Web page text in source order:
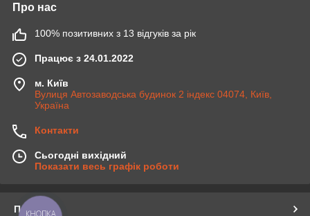
Про нас
100% позитивних з 13 відгуків за рік
Працює з 24.01.2022
м. Київ
Вулиця Автозаводська будинок 2 індекс 04074, Київ,
Україна
Контакти
Сьогодні вихідний
Показати весь графік роботи
Про нас
КНОПКА